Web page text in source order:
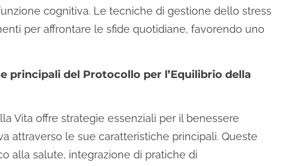
cognitiva. Le tecniche di gestione dello stress
per affrontare le sfide quotidiane, favorendo uno
principali del Protocollo per l’Equilibrio della
Vita offre strategie essenziali per il benessere
attraverso le sue caratteristiche principali. Queste
alla salute, integrazione di pratiche di